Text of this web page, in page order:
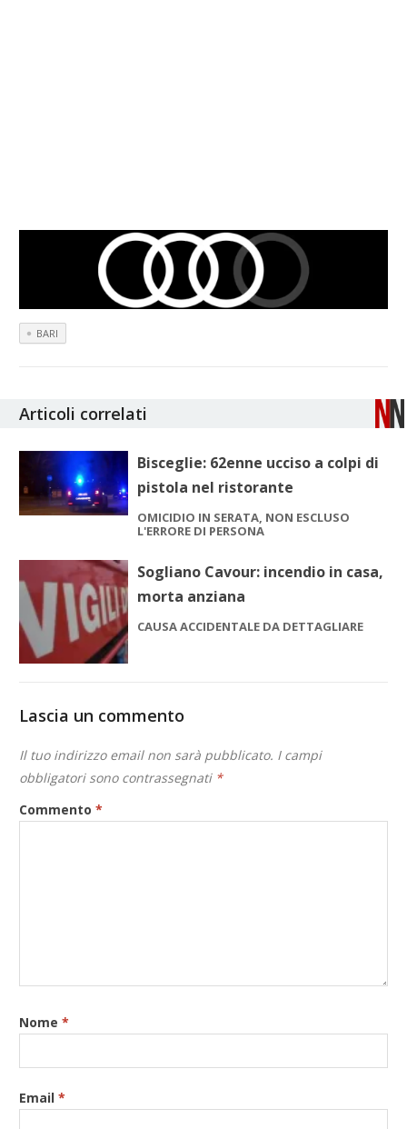
BARI
Articoli correlati
Bisceglie: 62enne ucciso a colpi di
pistola nel ristorante
OMICIDIO IN SERATA, NON ESCLUSO
L'ERRORE DI PERSONA
Sogliano Cavour: incendio in casa,
morta anziana
CAUSA ACCIDENTALE DA DETTAGLIARE
Lascia un commento
Il tuo indirizzo email non sarà pubblicato. I campi
obbligatori sono contrassegnati *
Commento*
Nome*
Email*